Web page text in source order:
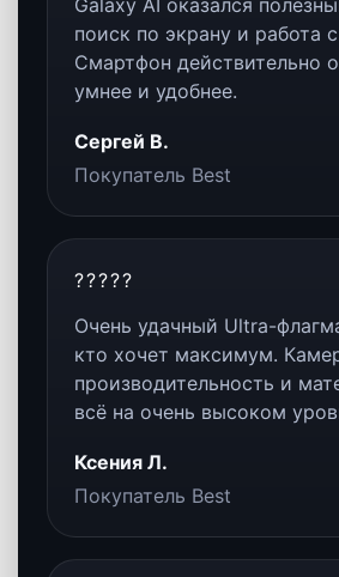
BAT
навигация, работа,
Ответы на популярные